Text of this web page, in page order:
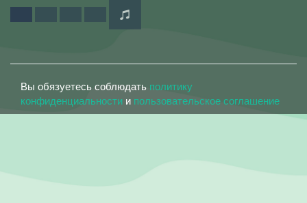
Вы обязуетесь соблюдать политику
конфиденциальности и пользовательское соглашение